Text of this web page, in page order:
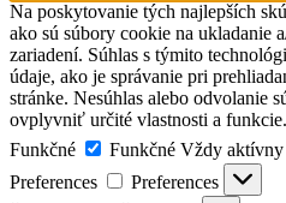
Na poskytovanie tých najlepších
ako sú súbory cookie na ukladanie
zariadení. Súhlas s týmito
údaje, ako je správanie pri
stránke. Nesúhlas alebo odvolanie
ovplyvniť určité vlastnosti a funkcie.
Funkčné
Funkčné Vždy aktívny
Preferences
Preferences